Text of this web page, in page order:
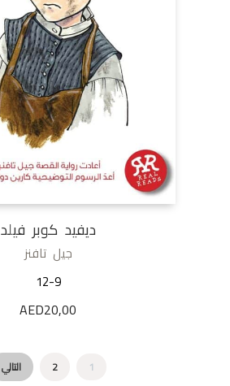
ديفيد كوبر فيلد
جيل تافنز
12-9
AED20,00
1
2 التالي